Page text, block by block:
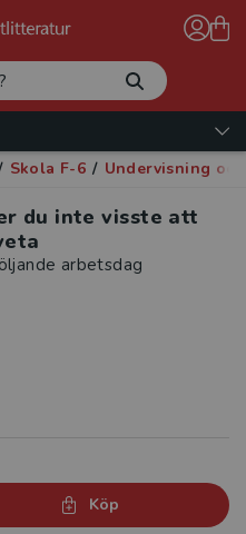
Skola F-6 / Undervisning
du inte visste att
arbetsdag
Köp